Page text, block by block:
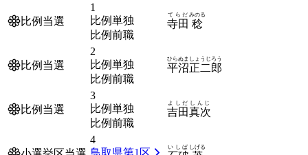
比例当選
1
比例単独
比例前職
寺田
てらだ
稔
みのる
比例当選
2
比例単独
比例前職
平沼
ひらぬま
正二郎
しょうじろう
比例当選
3
比例単独
比例前職
吉田
よしだ
真次
しんじ
4
いしば しげる